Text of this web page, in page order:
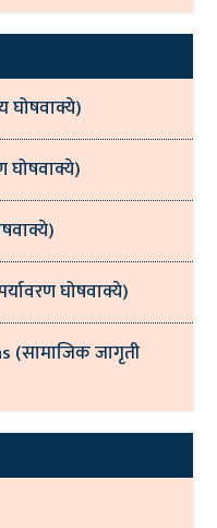
घोषवाक्ये)
घोषवाक्ये)
घोषवाक्ये)
(सामाजिक जागृती